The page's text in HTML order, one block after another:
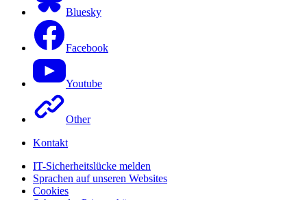
Bluesky
Facebook
Youtube
Other
Kontakt
IT-Sicherheitslücke melden
Sprachen auf unseren Websites
Cookies